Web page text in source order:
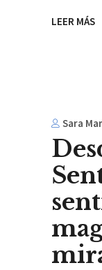
LEER MÁS
Sara